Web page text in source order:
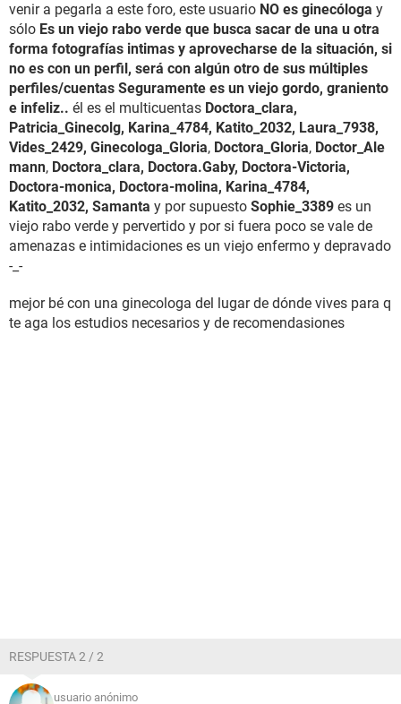
venir a pegarla a este foro, este usuario NO es ginecóloga y
sólo Es un viejo rabo verde que busca sacar de una u otra
forma fotografías intimas y aprovecharse de la situación, si
no es con un perfil, será con algún otro de sus múltiples
perfiles/cuentas Seguramente es un viejo gordo, graniento
e infeliz.. él es el multicuentas Doctora_clara,
Patricia_Ginecolg, Karina_4784, Katito_2032, Laura_7938,
Vides_2429, Ginecologa_Gloria, Doctora_Gloria, Doctor_Ale
mann, Doctora_clara, Doctora.Gaby, Doctora-Victoria,
Doctora-monica, Doctora-molina, Karina_4784,
Katito_2032, Samanta y por supuesto Sophie_3389 es un
viejo rabo verde y pervertido y por si fuera poco se vale de
amenazas e intimidaciones es un viejo enfermo y depravado
-_-
mejor bé con una ginecologa del lugar de dónde vives para q
te aga los estudios necesarios y de recomendasiones
RESPUESTA 2 / 2
usuario anónimo